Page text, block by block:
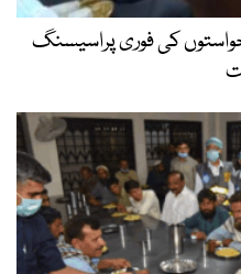
کی فوری پراسیسنگ